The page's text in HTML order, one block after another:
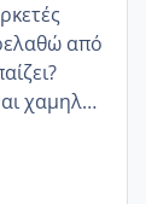
χαμηλή
7